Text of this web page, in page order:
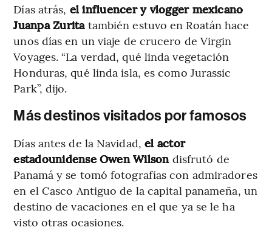
Días atrás, el influencer y vlogger mexicano
Juanpa Zuritatambién estuvo en Roatán hace
unos días en un viaje de crucero de Virgin
Voyages. “La verdad, qué linda vegetación
Honduras, qué linda isla, es como Jurassic
Park”, dijo.
Más destinos visitados por famosos
Días antes de la Navidad, el actor
estadounidense Owen Wilsondisfrutó de
Panamá y se tomó fotografías con admiradores
en el Casco Antiguo de la capital panameña, un
destino de vacaciones en el que ya se le ha
visto otras ocasiones.